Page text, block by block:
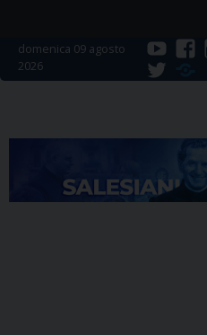
content
domenica 09 agosto
2026
youtube